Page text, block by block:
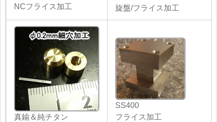
NCフライス加工
旋盤/フライス加工
真鍮＆純チタン
SS400
フライス加工